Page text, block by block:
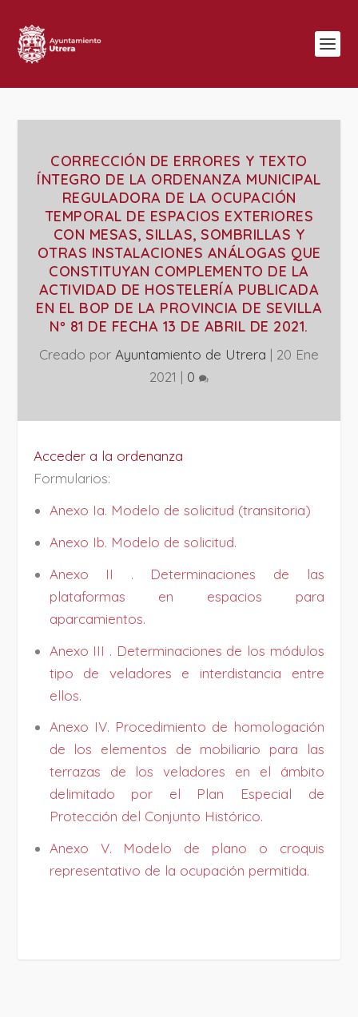
CORRECCIÓN DE ERRORES Y TEXTO
ÍNTEGRO DE LA ORDENANZA MUNICIPAL
REGULADORA DE LA OCUPACIÓN
TEMPORAL DE ESPACIOS EXTERIORES
CON MESAS, SILLAS, SOMBRILLAS Y
OTRAS INSTALACIONES ANÁLOGAS QUE
CONSTITUYAN COMPLEMENTO DE LA
ACTIVIDAD DE HOSTELERÍA PUBLICADA
EN EL BOP DE LA PROVINCIA DE SEVILLA
Nº 81 DE FECHA 13 DE ABRIL DE 2021.
Creado por Ayuntamiento de Utrera | 20 Ene
2021 | 0
Acceder a la ordenanza
Formularios:
Anexo Ia. Modelo de solicitud (transitoria)
Anexo Ib. Modelo de solicitud.
Anexo II . Determinaciones de las
plataformas en espacios para
aparcamientos.
Anexo III . Determinaciones de los módulos
tipo de veladores e interdistancia entre
ellos.
Anexo IV. Procedimiento de homologación
de los elementos de mobiliario para las
terrazas de los veladores en el ámbito
delimitado por el Plan Especial de
Protección del Conjunto Histórico.
Anexo V. Modelo de plano o croquis
representativo de la ocupación permitida.